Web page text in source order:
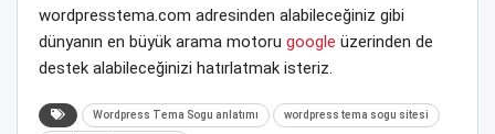
wordpresstema.com adresinden alabileceğiniz gibi
dünyanın en büyük arama motoru google üzerinden de
destek alabileceğinizi hatırlatmak isteriz.
Wordpress Tema Sogu anlatımı wordpress tema sogu sitesi